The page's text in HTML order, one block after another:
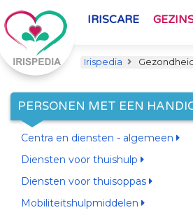
IRISCARE
Irispedia
PERSONEN MET EEN
Centra en diensten - algemeen
Diensten voor thuishulp
Diensten voor thuisoppas
Mobiliteitshulpmiddelen